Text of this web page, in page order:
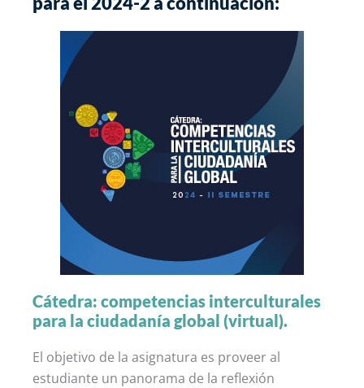
Cátedra: competencias interculturales
para la ciudadanía global (virtual).
El objetivo de la asignatura es proveer al
estudiante un panorama de la reflexión